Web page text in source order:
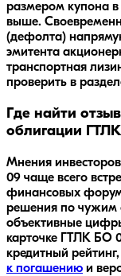
размером купона в
выше.
(дефолта)
эмитента
транспортная
проверить в
Где найти
облигации
Мнения
09 чаще всего
финансовых
решения по чужим
объективные
карточке
ГТЛК БО
кредитный
к погашению и